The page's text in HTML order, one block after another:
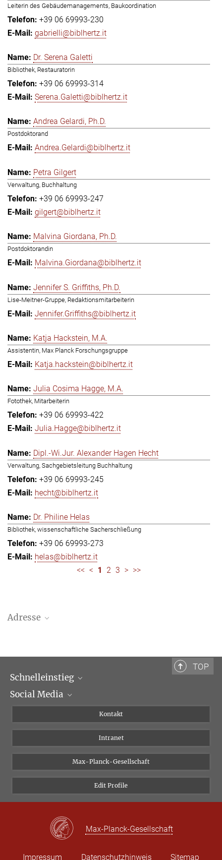
Leiterin des Gebäudemanagements, Baukoordination
+39 06 69993-230
gabrielli@biblhertz.it
Dr. Serena Galetti
Bibliothek, Restauratorin
+39 06 69993-314
Serena.Galetti@biblhertz.it
Andrea Gelardi, Ph.D.
Postdoktorand
Andrea.Gelardi@biblhertz.it
Petra Gilgert
Verwaltung, Buchhaltung
+39 06 69993-247
gilgert@biblhertz.it
Malvina Giordana, Ph.D.
Postdoktorandin
Malvina.Giordana@biblhertz.it
Jennifer S. Griffiths, Ph.D.
Lise-Meitner-Gruppe, Redaktionsmitarbeiterin
Jennifer.Griffiths@biblhertz.it
Katja Hackstein, M.A.
Assistentin, Max Planck Forschungsgruppe
Katja.hackstein@biblhertz.it
Julia Cosima Hagge, M.A.
Fotothek, Mitarbeiterin
+39 06 69993-422
Julia.Hagge@biblhertz.it
Dipl.-Wi.Jur. Alexander Hagen Hecht
Verwaltung, Sachgebietsleitung Buchhaltung
+39 06 69993-245
hecht@biblhertz.it
Dr. Philine Helas
Bibliothek, wissenschaftliche Sacherschließung
+39 06 69993-273
helas@biblhertz.it
<< < 1 2 3 > >>
Adresse
Tel.: + 39 0669 993 201
TOP
Schnelleinstieg
Wissenschaftliche Abteilungen
Social Media
Instagram
Bluesky
Vimeo
Newsletter
Kontakt
Intranet
Max-Planck-Gesellschaft
Edit Profile
Max-Planck-Gesellschaft
Impressum Datenschutzhinweis Sitemap